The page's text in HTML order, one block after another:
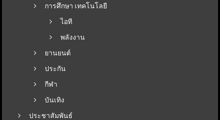
การศึกษา เทคโนโลยี
ไอที
พลังงาน
ยานยนต์
ประกัน
กีฬา
บันเทิง
ประชาสัมพันธ์